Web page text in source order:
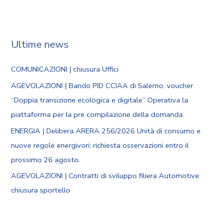
Ultime news
COMUNICAZIONI | chiusura Uffici
AGEVOLAZIONI | Bando PID CCIAA di Salerno: voucher
“Doppia transizione ecologica e digitale” Operativa la
piattaforma per la pre compilazione della domanda.
ENERGIA | Delibera ARERA 256/2026 Unità di consumo e
nuove regole energivori: richiesta osservazioni entro il
prossimo 26 agosto.
AGEVOLAZIONI | Contratti di sviluppo filiera Automotive:
chiusura sportello